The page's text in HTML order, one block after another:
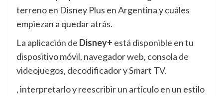
terreno en Disney Plus en Argentina y cuáles
empiezan a quedar atrás.
La aplicación de Disney+ está disponible en tu
dispositivo móvil, navegador web, consola de
videojuegos, decodificador y Smart TV.
, interpretarlo y reescribir un artículo en un estilo